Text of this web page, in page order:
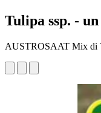
Tulipa ssp. -
AUSTROSAAT Mix di